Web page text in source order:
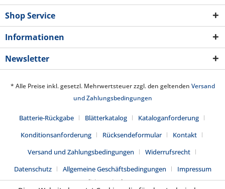
Shop Service
Informationen
Newsletter
* Alle Preise inkl. gesetzl. Mehrwertsteuer zzgl. den geltenden Versand
und Zahlungsbedingungen
Batterie-Rückgabe Blätterkatalog
Kataloganforderung
Konditionsanforderung
Rücksendeformular
Kontakt
Versand und Zahlungsbedingungen
Widerrufsrecht
Datenschutz
Allgemeine Geschäftsbedingungen
Impressum
Realisiert mit Shopware